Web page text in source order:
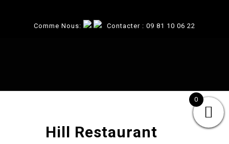
Comme Nous: Contacter : 09 81 10 06 22
Hill Restaurant
0